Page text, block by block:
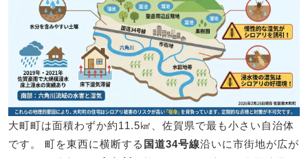
大町町は面積わずか約11.5㎢、佐賀県で最も小さい自治体
です。 町を東西に横断する 国道34号線沿いに市街地が広が